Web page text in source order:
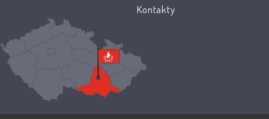
Kontakty